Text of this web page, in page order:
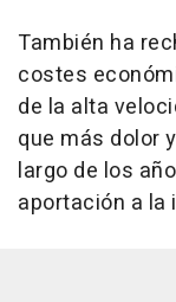
También ha
costes
de la alta
que más dolor
largo de los
aportación a